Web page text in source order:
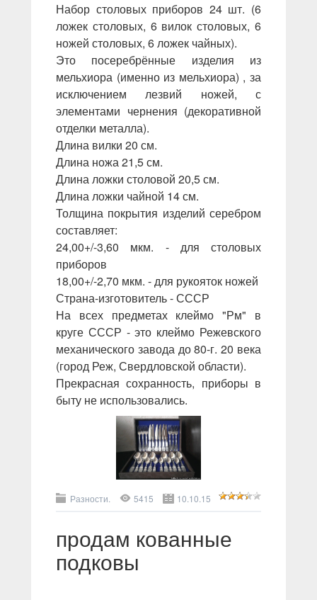
Набор столовых приборов 24 шт. (6
ложек столовых, 6 вилок столовых, 6
ножей столовых, 6 ложек чайных).
Это посеребрённые изделия из
мельхиора (именно из мельхиора) , за
исключением лезвий ножей, с
элементами чернения (декоративной
отделки металла).
Длина вилки 20 см.
Длина ножа 21,5 см.
Длина ложки столовой 20,5 см.
Длина ложки чайной 14 см.
Толщина покрытия изделий серебром
составляет:
24,00+/-3,60 мкм. - для столовых
приборов
18,00+/-2,70 мкм. - для рукояток ножей
Страна-изготовитель - СССР
На всех предметах клеймо "Рм" в
круге СССР - это клеймо Режевского
механического завода до 80-г. 20 века
(город Реж, Свердловской области).
Прекрасная сохранность, приборы в
быту не использовались.
Разности. 5415 10.10.15
продам кованные
подковы